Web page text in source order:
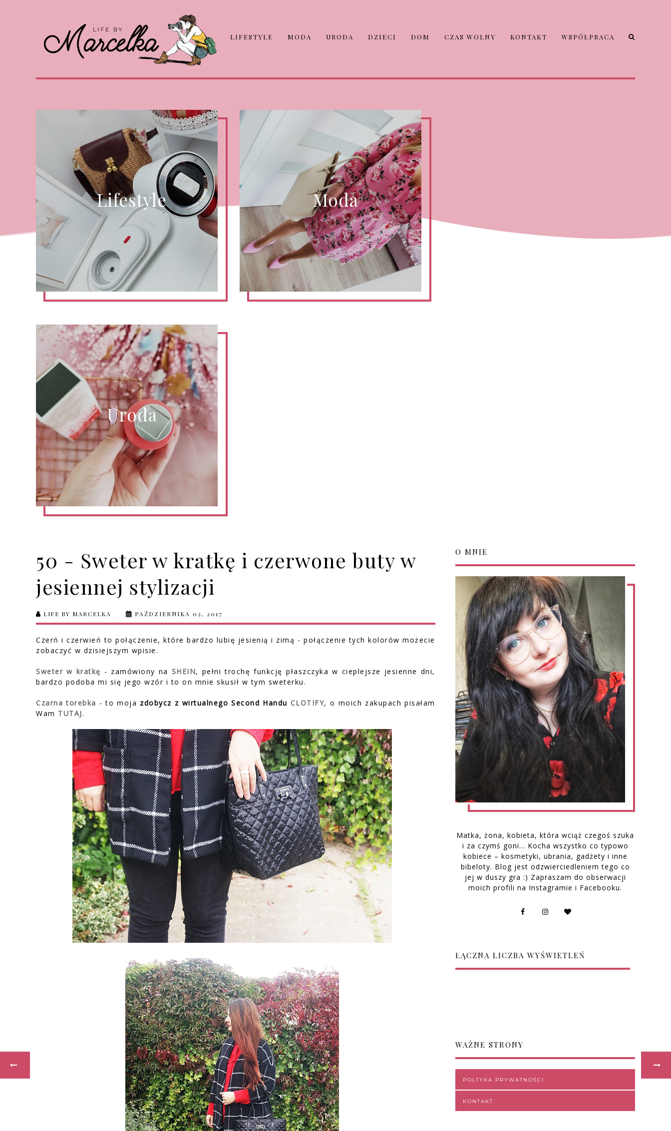
LIFESTYLE MODA URODA DZIECI DOM CZAS WOLNY KONTAKT WSPÓŁPRACA
Lifestyle Moda
Uroda
50 - Sweter w kratkę i czerwone buty w
jesiennej stylizacji
LIFE BY MARCELKA PAŹDZIERNIKA 02, 2017
Czerń i czerwień to połączenie, które bardzo lubię jesienią i zimą - połączenie tych kolorów możecie
zobaczyć w dzisiejszym wpisie.
Sweter w kratkę - zamówiony na SHEIN, pełni trochę funkcję płaszczyka w cieplejsze jesienne dni,
bardzo podoba mi się jego wzór i to on mnie skusił w tym sweterku.
Czarna torebka - to moja zdobycz z wirtualnego Second Handu CLOTIFY, o moich zakupach pisałam
Wam TUTAJ.
O MNIE
Matka, żona, kobieta, która wciąż czegoś szuka
i za czymś goni… Kocha wszystko co typowo
kobiece – kosmetyki, ubrania, gadżety i inne
bibeloty. Blog jest odzwierciedleniem tego co
jej w duszy gra :) Zapraszam do obserwacji
moich profili na Instagramie i Facebooku.
ŁĄCZNA LICZBA WYŚWIETLEŃ
WAŻNE STRONY
POLTYKA PRYWATNOŚCI
KONTAKT